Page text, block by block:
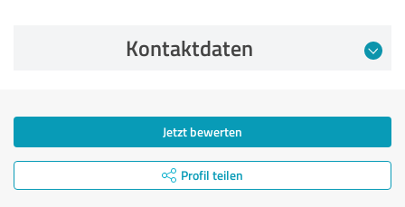
Kontaktdaten
Jetzt bewerten
Profil teilen